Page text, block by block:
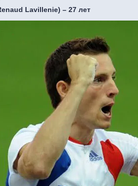
Lavillenie) – 27 лет